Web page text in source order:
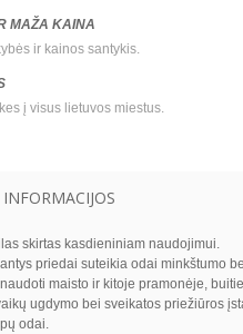
MAŽA KAINA
ir kainos santykis.
į visus lietuvos miestus.
skirtas kasdieniniam naudojimui.
priedai suteikia odai minkštumo
maisto ir kitoje pramonėje,
ugdymo bei sveikatos priežiūros
odai.